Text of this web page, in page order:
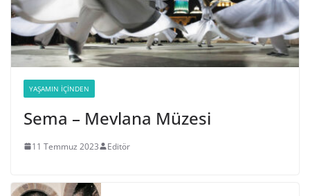
YAŞAMIN İÇINDEN
Sema – Mevlana Müzesi
11 Temmuz 2023 Editör